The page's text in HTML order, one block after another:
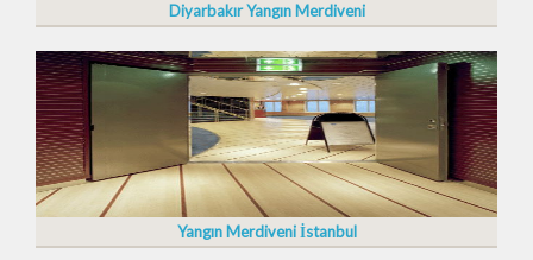
Diyarbakır Yangın Merdiveni
Yangın Merdiveni İstanbul